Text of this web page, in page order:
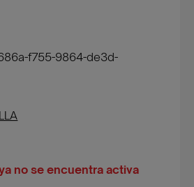
f755-9864-de3d-
no se encuentra activa